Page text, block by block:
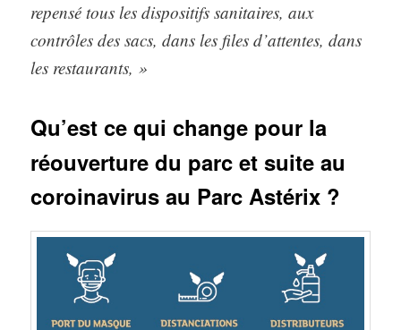
repensé tous les dispositifs sanitaires, aux
contrôles des sacs, dans les files d’attentes, dans
les restaurants, »
Qu’est ce qui change pour la
réouverture du parc et suite au
coroinavirus au Parc Astérix ?